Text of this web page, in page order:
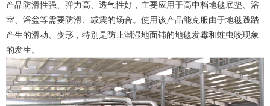
产品防滑性强、弹力高、透气性好，主要应用于高中档地毯底垫、浴
室、浴盆等需要防滑、减震的场合。使用该产品能克服由于地毯践踏
产生的滑动、变形，特别是防止潮湿地面铺的地毯发霉和蛀虫咬现象
的发生。